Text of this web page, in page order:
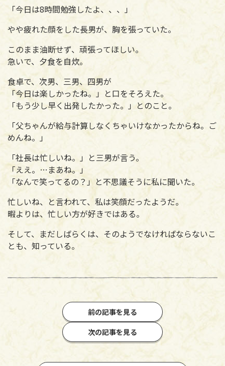
「今日は8時間勉強したよ、、、」
やや疲れた顔をした長男が、胸を張っていた。
このまま油断せず、頑張ってほしい。
急いで、夕食を自炊。
食卓で、次男、三男、四男が
「今日は楽しかったね。」と口をそろえた。
「もう少し早く出発したかった。」とのこと。
「父ちゃんが給与計算しなくちゃいけなかったからね。ご
めんね。」
「社長は忙しいね。」と三男が言う。
「ええ。…まあね。」
「なんで笑ってるの？」と不思議そうに私に聞いた。
忙しいね、と言われて、私は笑顔だったようだ。
暇よりは、忙しい方が好きではある。
そして、まだしばらくは、そのようでなければならないこ
とも、知っている。
前の記事を見る
次の記事を見る